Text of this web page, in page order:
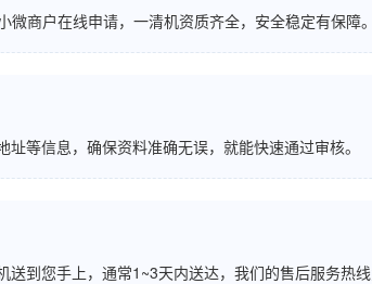
微商户在线申请，一清机资质齐全，安全稳定有保障。
等信息，确保资料准确无误，就能快速通过审核。
到您手上，通常1~3天内送达，我们的售后服务热